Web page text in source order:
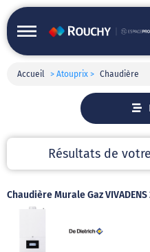
Accueil > Atouprix > Chaudière
Résultats de
Chaudière Murale Gaz